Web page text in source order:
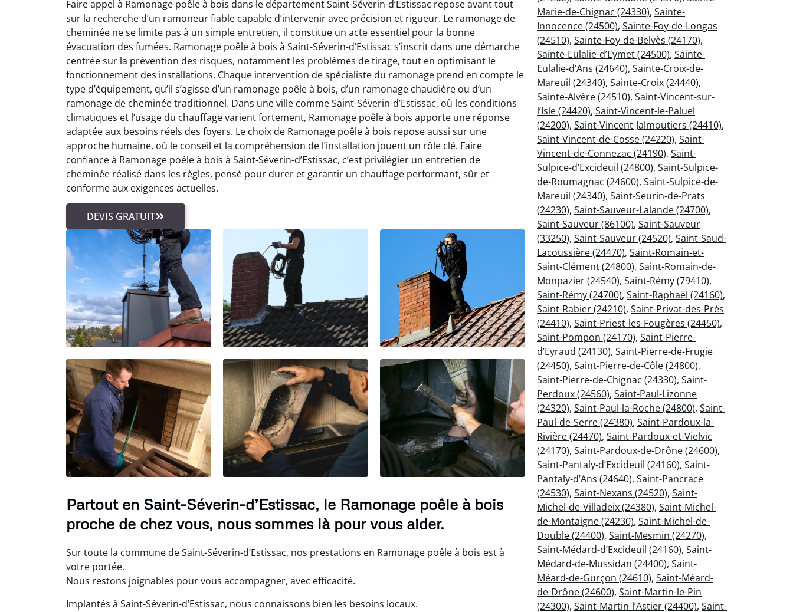
Faire appel à Ramonage poêle à bois dans le département Saint-Séverin-d’Estissac repose avant tout
sur la recherche d’un ramoneur fiable capable d’intervenir avec précision et rigueur. Le ramonage de
cheminée ne se limite pas à un simple entretien, il constitue un acte essentiel pour la bonne
évacuation des fumées. Ramonage poêle à bois à Saint-Séverin-d’Estissac s’inscrit dans une démarche
centrée sur la prévention des risques, notamment les problèmes de tirage, tout en optimisant le
fonctionnement des installations. Chaque intervention de spécialiste du ramonage prend en compte le
type d’équipement, qu’il s’agisse d’un ramonage poêle à bois, d’un ramonage chaudière ou d’un
ramonage de cheminée traditionnel. Dans une ville comme Saint-Séverin-d’Estissac, où les conditions
climatiques et l’usage du chauffage varient fortement, Ramonage poêle à bois apporte une réponse
adaptée aux besoins réels des foyers. Le choix de Ramonage poêle à bois repose aussi sur une
approche humaine, où le conseil et la compréhension de l’installation jouent un rôle clé. Faire
confiance à Ramonage poêle à bois à Saint-Séverin-d’Estissac, c’est privilégier un entretien de
cheminée réalisé dans les règles, pensé pour durer et garantir un chauffage performant, sûr et
conforme aux exigences actuelles.
DEVIS GRATUIT
Partout en Saint-Séverin-d’Estissac, le Ramonage poêle à bois
proche de chez vous, nous sommes là pour vous aider.
Sur toute la commune de Saint-Séverin-d’Estissac, nos prestations en Ramonage poêle à bois est à
votre portée.
Nous restons joignables pour vous accompagner, avec efficacité.
Implantés à Saint-Séverin-d’Estissac, nous connaissons bien les besoins locaux.
Marie-de-Chignac (24330), Sainte-
Innocence (24500), Sainte-Foy-de-Longas
(24510), Sainte-Foy-de-Belvès (24170),
Sainte-Eulalie-d’Eymet (24500), Sainte-
Eulalie-d’Ans (24640), Sainte-Croix-de-
Mareuil (24340), Sainte-Croix (24440),
Sainte-Alvère (24510), Saint-Vincent-sur-
l’Isle (24420), Saint-Vincent-le-Paluel
(24200), Saint-Vincent-Jalmoutiers (24410),
Saint-Vincent-de-Cosse (24220), Saint-
Vincent-de-Connezac (24190), Saint-
Sulpice-d’Excideuil (24800), Saint-Sulpice-
de-Roumagnac (24600), Saint-Sulpice-de-
Mareuil (24340), Saint-Seurin-de-Prats
(24230), Saint-Sauveur-Lalande (24700),
Saint-Sauveur (86100), Saint-Sauveur
(33250), Saint-Sauveur (24520), Saint-Saud-
Lacoussière (24470), Saint-Romain-et-
Saint-Clément (24800), Saint-Romain-de-
Monpazier (24540), Saint-Rémy (79410),
Saint-Rémy (24700), Saint-Raphaël (24160),
Saint-Rabier (24210), Saint-Privat-des-Prés
(24410), Saint-Priest-les-Fougères (24450),
Saint-Pompon (24170), Saint-Pierre-
d’Eyraud (24130), Saint-Pierre-de-Frugie
(24450), Saint-Pierre-de-Côle (24800),
Saint-Pierre-de-Chignac (24330), Saint-
Perdoux (24560), Saint-Paul-Lizonne
(24320), Saint-Paul-la-Roche (24800), Saint-
Paul-de-Serre (24380), Saint-Pardoux-la-
Rivière (24470), Saint-Pardoux-et-Vielvic
(24170), Saint-Pardoux-de-Drône (24600),
Saint-Pantaly-d’Excideuil (24160), Saint-
Pantaly-d’Ans (24640), Saint-Pancrace
(24530), Saint-Nexans (24520), Saint-
Michel-de-Villadeix (24380), Saint-Michel-
de-Montaigne (24230), Saint-Michel-de-
Double (24400), Saint-Mesmin (24270),
Saint-Médard-d’Excideuil (24160), Saint-
Médard-de-Mussidan (24400), Saint-
Méard-de-Gurçon (24610), Saint-Méard-
de-Drône (24600), Saint-Martin-le-Pin
(24300), Saint-Martin-l’Astier (24400), Saint-